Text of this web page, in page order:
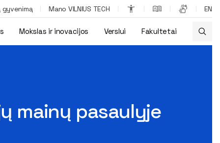
gyvenimą Mano VILNIUS TECH EN
Mokslas ir inovacijos Verslui Fakultetai
mainų pasaulyje